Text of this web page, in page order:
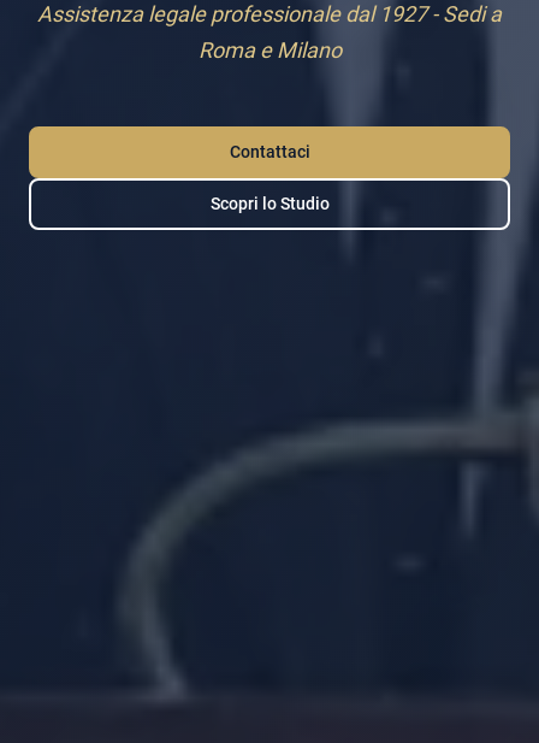
Assistenza legale professionale dal 1927 - Sedi a
Roma e Milano
Contattaci
Scopri lo Studio